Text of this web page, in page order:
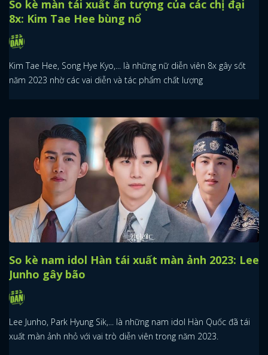
So kè màn tái xuất ấn tượng của các chị đại
8x: Kim Tae Hee bùng nổ
Kim Tae Hee, Song Hye Kyo,... là những nữ diễn viên 8x gây sốt
năm 2023 nhờ các vai diễn và tác phẩm chất lượng
So kè nam idol Hàn tái xuất màn ảnh 2023: Lee
Junho gây bão
Lee Junho, Park Hyung Sik,... là những nam idol Hàn Quốc đã tái
xuất màn ảnh nhỏ với vai trò diễn viên trong năm 2023.